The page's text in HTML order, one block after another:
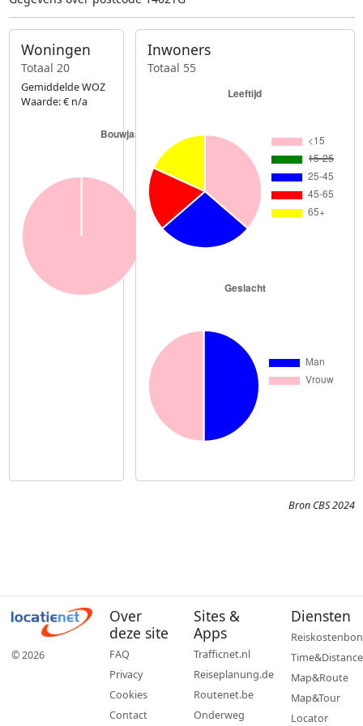
Woningen
Totaal 20
Gemiddelde WOZ
Waarde: € n/a
Inwoners
Totaal 55
Bron CBS 2024
© 2026
Over
deze site
FAQ
Privacy
Cookies
Contact
Sites &
Apps
Trafficnet.nl
Reiseplanung.de
Routenet.be
Onderweg
Diensten
Reiskostenbon
Time&Distance
Map&Route
Map&Tour
Locator